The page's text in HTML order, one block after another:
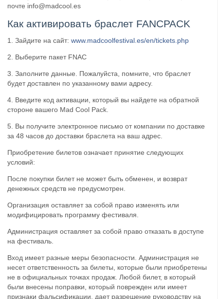
почте info@madcool.es
Как активировать браслет FANCPACK
1. Зайдите на сайт: www.madcoolfestival.es/en/tickets.php
2. Выберите пакет FNAC
3. Заполните данные. Пожалуйста, помните, что браслет
будет доставлен по указанному вами адресу.
4. Введите код активации, который вы найдете на обратной
стороне вашего Mad Cool Pack.
5. Вы получите электронное письмо от компании по доставке
за 48 часов до доставки браслета на ваш адрес.
Приобретение билетов означает принятие следующих
условий:
После покупки билет не может быть обменен, и возврат
денежных средств не предусмотрен.
Организация оставляет за собой право изменять или
модифицировать программу фестиваля.
Администрация оставляет за собой право отказать в доступе
на фестиваль.
Вход имеет разные меры безопасности. Администрация не
несет ответственность за билеты, которые были приобретены
не в официальных точках продаж. Любой билет, в который
были внесены поправки, который поврежден или имеет
признаки фальсификации, дает разрешение руководству на